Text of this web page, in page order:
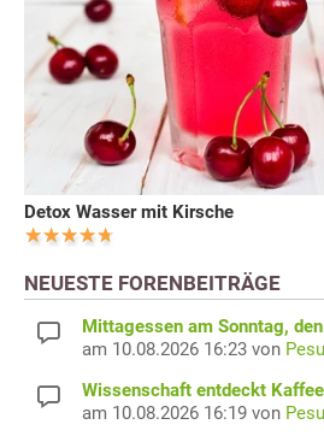
Detox Wasser mit Kirsche
NEUESTE FORENBEITRÄGE
Mittagessen am Sonntag,
am 10.08.2026 16:23 von
Wissenschaft entdeckt
am 10.08.2026 16:19 von